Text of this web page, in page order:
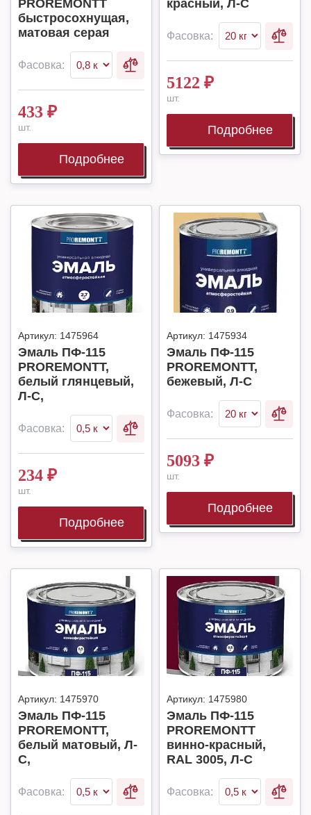
PROREMONTT
быстросохнущая,
матовая серая
Фасовка:
433 ₽
шт.
Подробнее
красный, Л-С
Фасовка:
5122 ₽
шт.
Подробнее
Артикул: 1475964
Эмаль ПФ-115
PROREMONTT,
белый глянцевый,
Л-С,
Фасовка:
234 ₽
шт.
Подробнее
Артикул: 1475934
Эмаль ПФ-115
PROREMONTT,
бежевый, Л-С
Фасовка:
5093 ₽
шт.
Подробнее
Артикул: 1475970
Эмаль ПФ-115
PROREMONTT,
белый матовый, Л-
С,
Фасовка:
Артикул: 1475980
Эмаль ПФ-115
PROREMONTT
винно-красный,
RAL 3005, Л-С
Фасовка: